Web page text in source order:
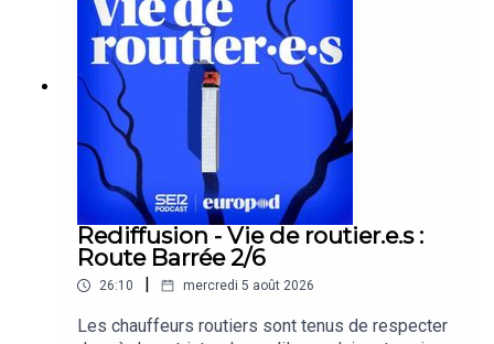
Un épisode pour comprendre ce qui est déjà possible —
et ce qui reste encore à décider.
Un épisode d’Affaires européennes, le podcast qui
analyse les grands enjeux européens avec celles et
ceux qui les façonnent.
Rediffusion - Vie de routier.e.s :
Route Barrée 2/6
26:10 mercredi 5 août 2026
Les chauffeurs routiers sont tenus de respecter